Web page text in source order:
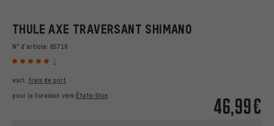
THULE AXE TRAVERSANT SHIMANO
N° d'article: 65719
1
46,99€
excl. frais de port
pour la livraison vers États-Unis